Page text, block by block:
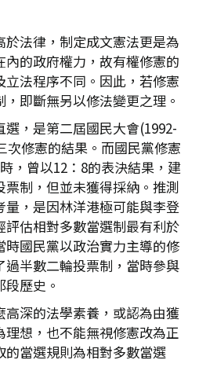
於法律，制定成文憲法更是為
的政府權力，故有權修憲的
法程序不同。因此，若修憲
即斷無另以修法變更之理。
，是第二屆國民大會(1992-
次修憲的結果。而國民黨修憲
，曾以12：8的表決結果，建
制，但並未獲得採納。推測
，是因林洋港極可能與李登
估相對多數當選制最有利於
國民黨以政治實力主導的修
半數二輪投票制，當時參與
歷史。
高深的法學素養，或認為由獲
想，也不能無視修憲改為正
當選規則為相對多數當選